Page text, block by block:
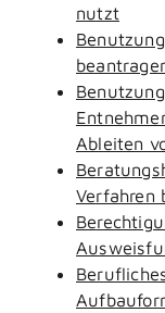
nutzt
Ableiten
Verfahren